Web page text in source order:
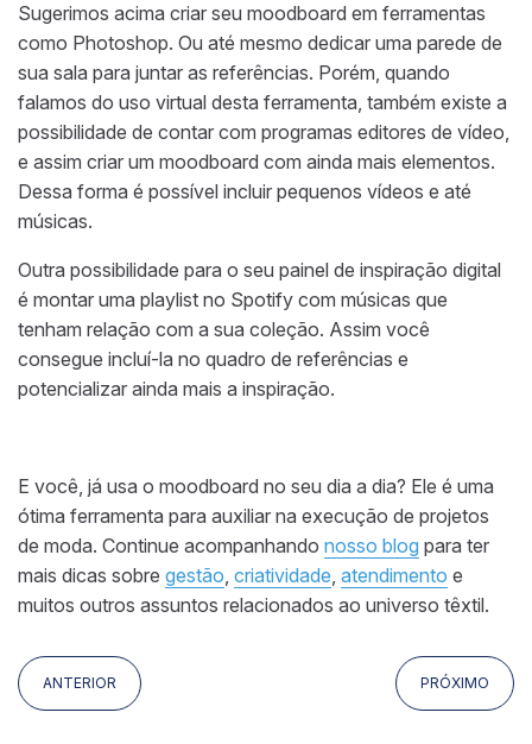
Sugerimos acima criar seu moodboard em ferramentas
como Photoshop. Ou até mesmo dedicar uma parede de
sua sala para juntar as referências. Porém, quando
falamos do uso virtual desta ferramenta, também existe a
possibilidade de contar com programas editores de vídeo,
e assim criar um moodboard com ainda mais elementos.
Dessa forma é possível incluir pequenos vídeos e até
músicas.
Outra possibilidade para o seu painel de inspiração digital
é montar uma playlist no Spotify com músicas que
tenham relação com a sua coleção. Assim você
consegue incluí-la no quadro de referências e
potencializar ainda mais a inspiração.
E você, já usa o moodboard no seu dia a dia? Ele é uma
ótima ferramenta para auxiliar na execução de projetos
de moda. Continue acompanhando nosso blog para ter
mais dicas sobre gestão, criatividade, atendimento e
muitos outros assuntos relacionados ao universo têxtil.
ANTERIOR PRÓXIMO